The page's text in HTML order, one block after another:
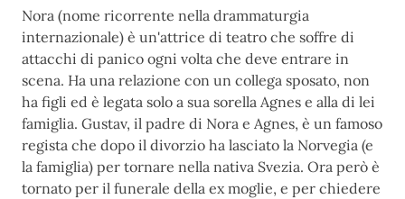
Nora (nome ricorrente nella drammaturgia
internazionale) è un'attrice di teatro che soffre di
attacchi di panico ogni volta che deve entrare in
scena. Ha una relazione con un collega sposato, non
ha figli ed è legata solo a sua sorella Agnes e alla di lei
famiglia. Gustav, il padre di Nora e Agnes, è un famoso
regista che dopo il divorzio ha lasciato la Norvegia (e
la famiglia) per tornare nella nativa Svezia. Ora però è
tornato per il funerale della ex moglie, e per chiedere